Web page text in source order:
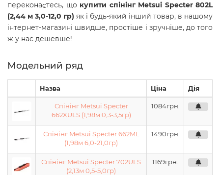
переконаєтесь, що купити спінінг Metsui Specter 802L
(2,44 м 3,0-12,0 гр) як і будь-який інший товар, в нашому
інтернет-магазині швидше, простіше і зручніше, до того
ж у нас дешевше!
Модельний ряд
Назва Ціна Дія
Спінінг Metsui Specter
662XULS (1,98м 0,3-3,5гр)
1084грн.
Спінінг Metsui Specter 662ML
(1,98м 6,0-21,0гр)
1490грн.
Спінінг Metsui Specter 702ULS
(2,13м 0,5-5,0гр)
1169грн.